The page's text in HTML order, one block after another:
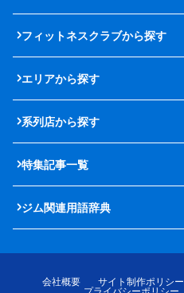
フィットネスクラブから探す
エリアから探す
系列店から探す
特集記事一覧
ジム関連用語辞典
会社概要 サイト制作ポリシー